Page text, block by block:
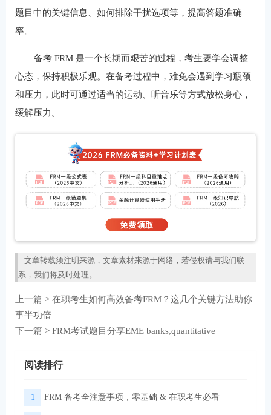
题目中的关键信息、如何排除干扰选项等，提高答题准确
率。
备考 FRM 是一个长期而艰苦的过程，考生要学会调整
心态，保持积极乐观。在备考过程中，难免会遇到学习瓶颈
和压力，此时可通过适当的运动、听音乐等方式放松身心，
缓解压力。
文章转载须注明来源，文章素材来源于网络，若侵权请与我们联
系，我们将及时处理。
上一篇 > 在职考生如何高效备考FRM？这几个关键方法助你
事半功倍
下一篇 > FRM考试题目分享EME banks,quantitative
阅读排行
1 FRM 备考全注意事项，零基础 & 在职考生必看